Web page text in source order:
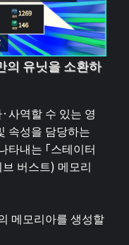
의 유닛을 소환하
·사역할 수 있는 영
속성을 담당하는
타내는 「스테이터
브 버스트) 메모리
메모리아를 생성할